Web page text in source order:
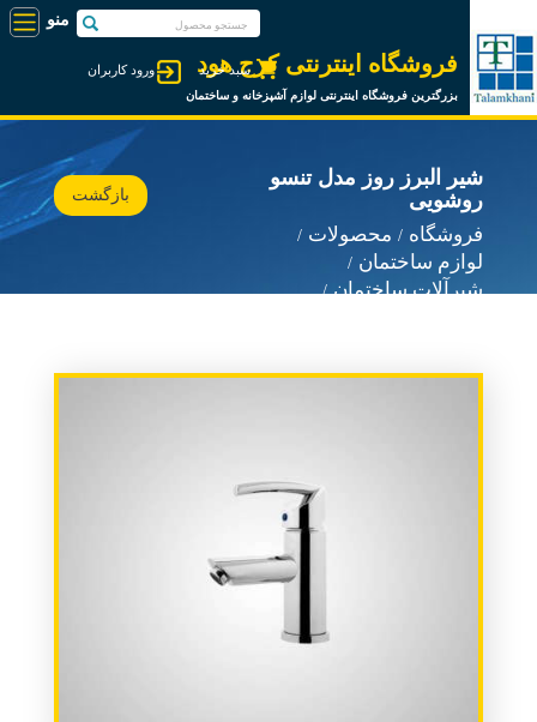
فروشگاه اینترنتی کرج هود
بزرگترین فروشگاه اینترنتی لوازم آشپزخانه و ساختمان
ورود کاربران سبد خرید
شیر البرز روز مدل تنسو
روشویی
فروشگاه
محصولات
لوازم ساختمان
شیرآلات ساختمان
بازگشت